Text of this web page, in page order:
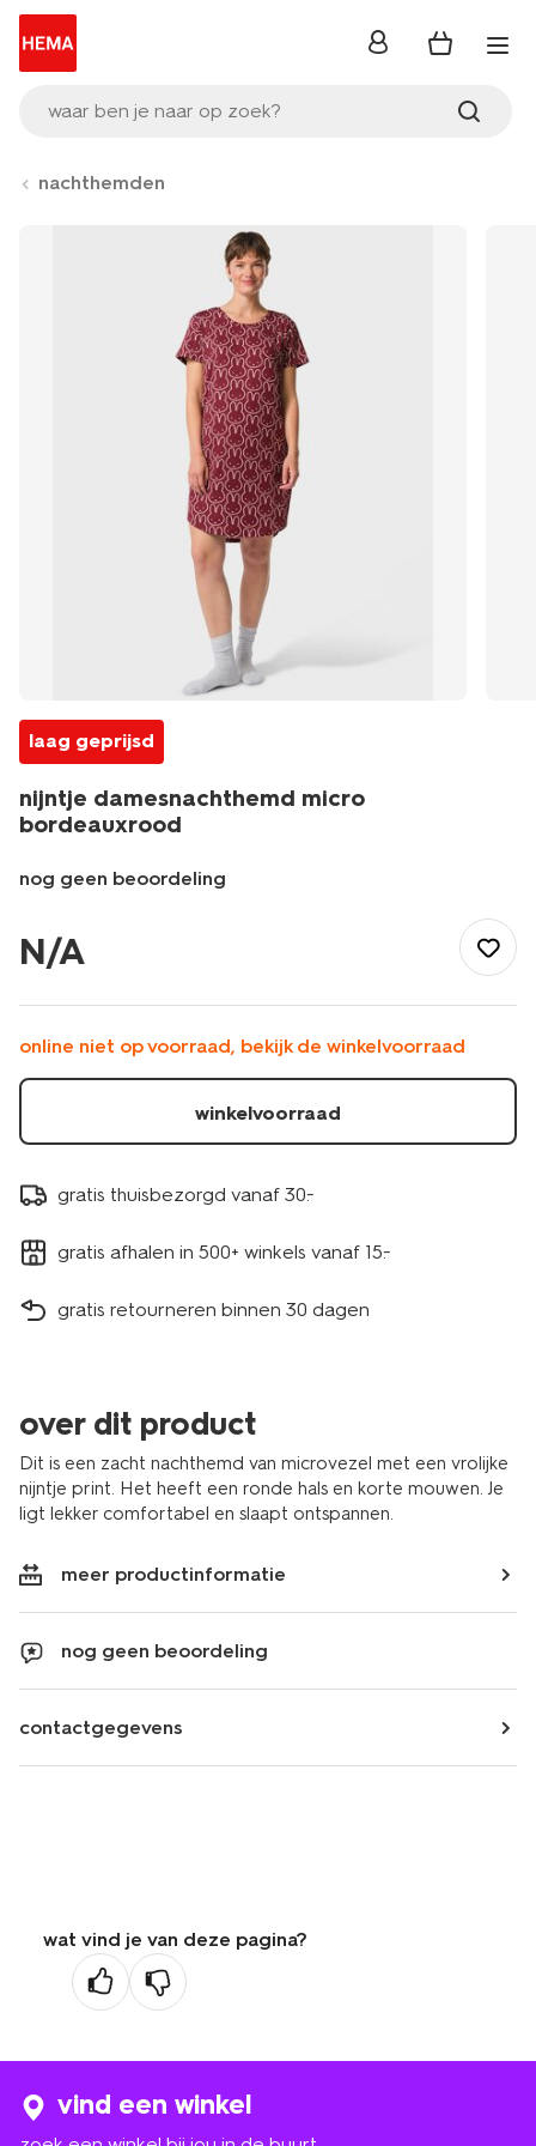
waar ben je naar op zoek?
inloggen
nachthemden
laag geprijsd
nijntje damesnachthemd micro
bordeauxrood
nog geen beoordeling
damesnachthemd-
micro-
bordeauxrood-
23400870BURGUNDYRED.html
N/A
online niet op voorraad, bekijk de winkelvoorraad
winkelvoorraad
gratis thuisbezorgd vanaf 30.-
gratis afhalen in 500+ winkels vanaf 15.-
gratis retourneren binnen 30 dagen
over dit product
Dit is een zacht nachthemd van microvezel met een vrolijke
nijntje print. Het heeft een ronde hals en korte mouwen. Je
ligt lekker comfortabel en slaapt ontspannen.
meer productinformatie
nog geen beoordeling
contactgegevens
wat vind je van deze pagina?
vind een winkel